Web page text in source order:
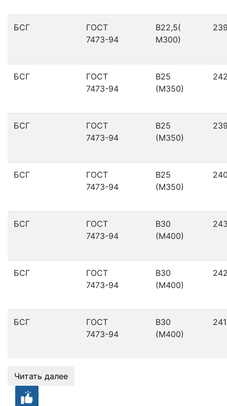
БСГ
ГОСТ
7473-94
В22,5(
М300)
БСГ
ГОСТ
7473-94
В25
(М350)
БСГ
ГОСТ
7473-94
В25
(М350)
БСГ
ГОСТ
7473-94
В25
(М350)
БСГ
ГОСТ
7473-94
В30
(М400)
БСГ
ГОСТ
7473-94
В30
(М400)
БСГ
ГОСТ
7473-94
В30
(М400)
Читать далее